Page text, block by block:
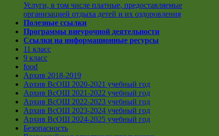
Услуги, в том числе платные, предоставляемые
организацией отдыха детей и их оздоровления
Полезные ссылки
Программы внеурочной деятельности
Ссылки на информационные ресурсы
11 класс
9 класс
food
Архив 2018-2019
Архив ВсОШ 2020-2021 учебный год
Архив ВсОШ 2021-2022 учебный год
Архив ВсОШ 2022-2023 учебный год
Архив ВсОШ 2023-2024 учебный год
Архив ВсОШ 2024-2025 учебный год
Безопасность